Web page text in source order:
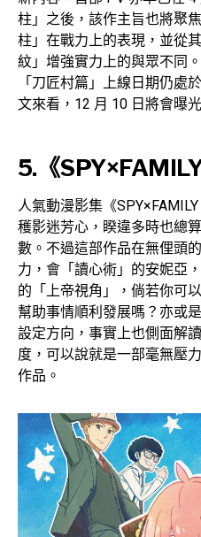
柱」之後，該作主旨也將聚
柱」在戰力上的表現，並從
紋」增強實力上的與眾不同
「刀匠村篇」上線日期仍處
文來看，12 月 10 日將會曝
5.《
人氣動漫影集《
穫影迷芳心，睽違多時也總
數。不過這部作品在無俚頭
力，會「讀心術」的安妮亞
的「上帝視角」，倘若你可
幫助事情順利發展嗎？亦或
設定方向，事實上也側面解
度，可以說就是一部毫無壓
作品。